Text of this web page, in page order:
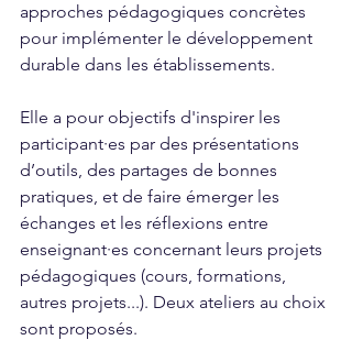
approches pédagogiques concrètes
pour implémenter le développement
durable dans les établissements.
Elle a pour objectifs d'inspirer les
participant·es par des présentations
d’outils, des partages de bonnes
pratiques, et de faire émerger les
échanges et les réflexions entre
enseignant·es concernant leurs projets
pédagogiques (cours, formations,
autres projets...). Deux ateliers au choix
sont proposés.